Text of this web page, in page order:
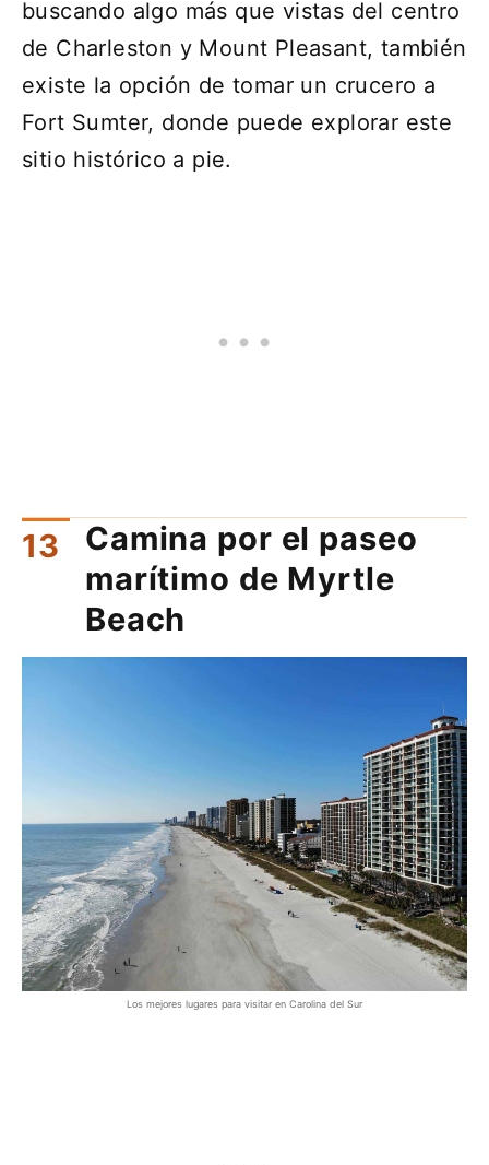
buscando algo más que vistas del centro
de Charleston y Mount Pleasant, también
existe la opción de tomar un crucero a
Fort Sumter, donde puede explorar este
sitio histórico a pie.
Camina por el paseo
marítimo de Myrtle
Beach
Los mejores lugares para visitar en Carolina del Sur